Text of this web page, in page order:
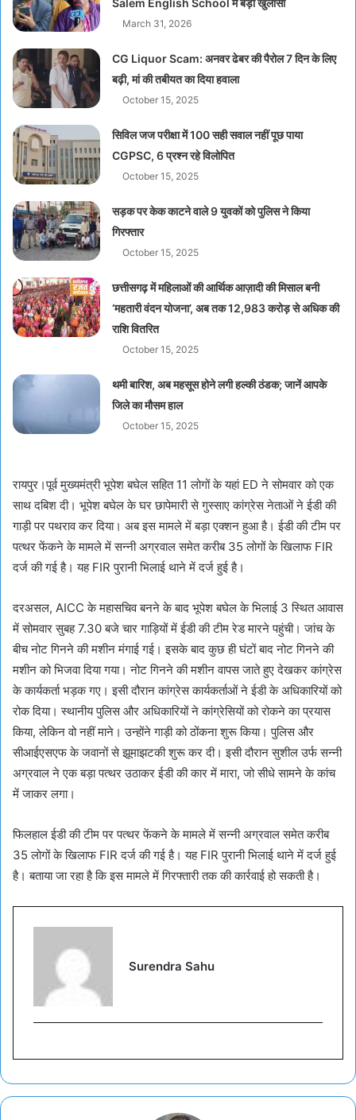
March 31, 2026
CG Liquor Scam: अनवर ढेबर की पैरोल 7 दिन के लिए
बढ़ी, मां की तबीयत का दिया हवाला
October 15, 2025
सिविल जज परीक्षा में 100 सही सवाल नहीं पूछ पाया
CGPSC, 6 प्रश्न रहे विलोपित
October 15, 2025
सड़क पर केक काटने वाले 9 युवकों को पुलिस ने किया
गिरफ्तार
October 15, 2025
छत्तीसगढ़ में महिलाओं की आर्थिक आज़ादी की मिसाल बनी
‘महतारी वंदन योजना’, अब तक 12,983 करोड़ से अधिक की
राशि वितरित
October 15, 2025
थमी बारिश, अब महसूस होने लगी हल्की ठंडक; जानें आपके
जिले का मौसम हाल
October 15, 2025
रायपुर।पूर्व मुख्यमंत्री भूपेश बघेल सहित 11 लोगों के यहां ED ने सोमवार को एक
साथ दबिश दी। भूपेश बघेल के घर छापेमारी से गुस्साए कांग्रेस नेताओं ने ईडी की
गाड़ी पर पथराव कर दिया। अब इस मामले में बड़ा एक्शन हुआ है। ईडी की टीम पर
पत्थर फेंकने के मामले में सन्नी अग्रवाल समेत करीब 35 लोगों के खिलाफ FIR
दर्ज की गई है। यह FIR पुरानी भिलाई थाने में दर्ज हुई है।
दरअसल, AICC के महासचिव बनने के बाद भूपेश बघेल के भिलाई 3 स्थित आवास
में सोमवार सुबह 7.30 बजे चार गाड़ियों में ईडी की टीम रेड मारने पहुंची। जांच के
बीच नोट गिनने की मशीन मंगाई गई। इसके बाद कुछ ही घंटों बाद नोट गिनने की
मशीन को भिजवा दिया गया। नोट गिनने की मशीन वापस जाते हुए देखकर कांग्रेस
के कार्यकर्ता भड़क गए। इसी दौरान कांग्रेस कार्यकर्ताओं ने ईडी के अधिकारियों को
रोक दिया। स्थानीय पुलिस और अधिकारियों ने कांग्रेसियों को रोकने का प्रयास
किया, लेकिन वो नहीं माने। उन्होंने गाड़ी को ठोंकना शुरू किया। पुलिस और
सीआईएसएफ के जवानों से झूमाझटकी शुरू कर दी। इसी दौरान सुशील उर्फ सन्नी
अग्रवाल ने एक बड़ा पत्थर उठाकर ईडी की कार में मारा, जो सीधे सामने के कांच
में जाकर लगा।
फिलहाल ईडी की टीम पर पत्थर फेंकने के मामले में सन्नी अग्रवाल समेत करीब
35 लोगों के खिलाफ FIR दर्ज की गई है। यह FIR पुरानी भिलाई थाने में दर्ज हुई
है। बताया जा रहा है कि इस मामले में गिरफ्तारी तक की कार्रवाई हो सकती है।
Surendra Sahu